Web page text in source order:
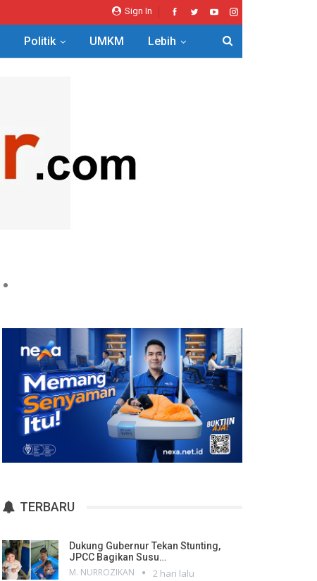
Sign In
Politik UMKM Lebih
TERBARU
Dukung Gubernur Tekan Stunting,
JPCC Bagikan Susu…
M. NURROZIKAN 2 hari lalu